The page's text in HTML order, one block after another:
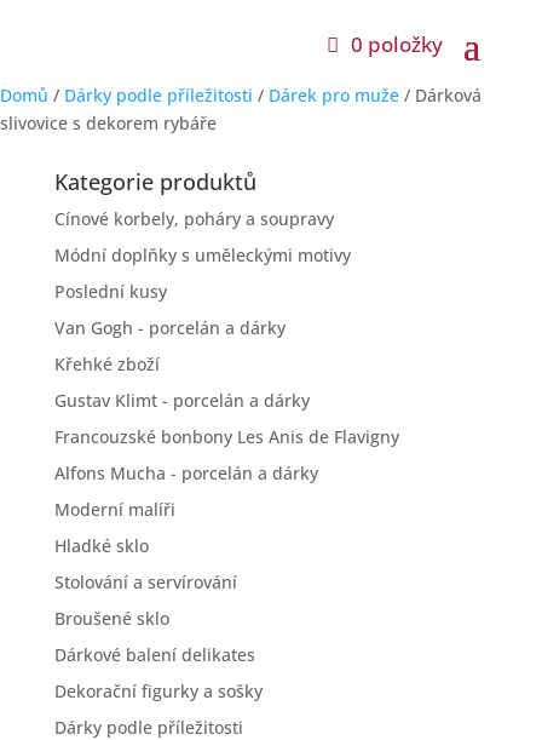
0 položky
Domů / Dárky podle příležitosti / Dárek pro muže / Dárková
slivovice s dekorem rybáře
Kategorie produktů
Cínové korbely, poháry a soupravy
Módní doplňky s uměleckými motivy
Poslední kusy
Van Gogh - porcelán a dárky
Křehké zboží
Gustav Klimt - porcelán a dárky
Francouzské bonbony Les Anis de Flavigny
Alfons Mucha - porcelán a dárky
Moderní malíři
Hladké sklo
Stolování a servírování
Broušené sklo
Dárkové balení delikates
Dekorační figurky a sošky
Dárky podle příležitosti